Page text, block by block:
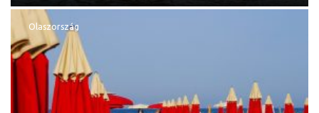
Olaszország